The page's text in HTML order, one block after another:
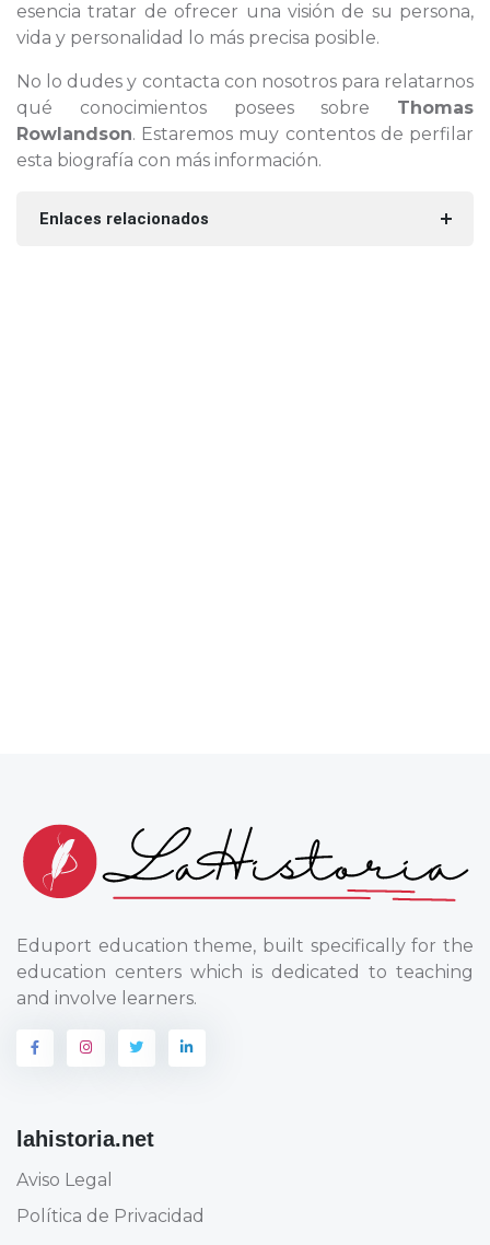
esencia tratar de ofrecer una visión de su persona,
vida y personalidad lo más precisa posible.
No lo dudes y contacta con nosotros para relatarnos
qué conocimientos posees sobre Thomas
Rowlandson. Estaremos muy contentos de perfilar
esta biografía con más información.
Enlaces relacionados
Eduport education theme, built specifically for the
education centers which is dedicated to teaching
and involve learners.
lahistoria.net
Aviso Legal
Política de Privacidad